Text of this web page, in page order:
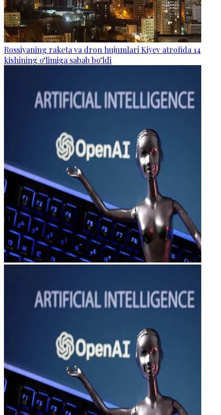
Rossiyaning raketa va dron hujumlari Kiyev atrofida 14
kishining o‘limiga sabab bo‘ldi